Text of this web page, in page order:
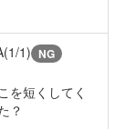
1) NG
を短くしてく
？